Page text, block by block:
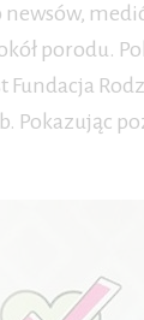
porodu.
Pokazując